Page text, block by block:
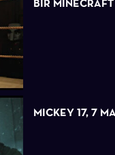
BIR
MICKEY 17, 7